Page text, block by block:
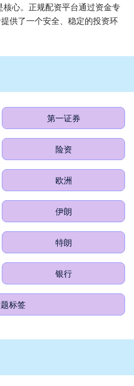
心。正规配资平台通过资金专
供了一个安全、稳定的投资环
第一证券
险资
欧洲
伊朗
特朗
银行
标签